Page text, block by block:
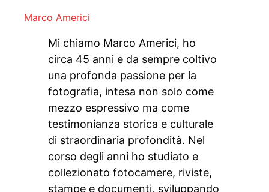
Marco Americi
Mi chiamo Marco Americi, ho
circa 45 anni e da sempre coltivo
una profonda passione per la
fotografia, intesa non solo come
mezzo espressivo ma come
testimonianza storica e culturale
di straordinaria profondità. Nel
corso degli anni ho studiato e
collezionato fotocamere, riviste,
stampe e documenti, sviluppando